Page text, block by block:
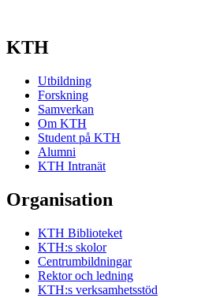
KTH
Utbildning
Forskning
Samverkan
Om KTH
Student på KTH
Alumni
KTH Intranät
Organisation
KTH Biblioteket
KTH:s skolor
Centrumbildningar
Rektor och ledning
KTH:s verksamhetsstöd